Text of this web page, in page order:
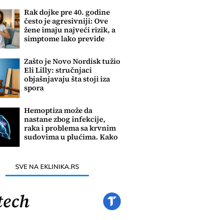
Rak dojke pre 40. godine
često je agresivniji: Ove
žene imaju najveći rizik, a
simptome lako previde
Zašto je Novo Nordisk tužio
Eli Lilly: stručnjaci
objašnjavaju šta stoji iza
spora
Hemoptiza može da
nastane zbog infekcije,
raka i problema sa krvnim
sudovima u plućima. Kako
SVE NA EKLINIKA.RS